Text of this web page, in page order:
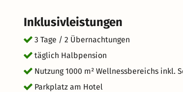
Inklusivleistungen
3 Tage / 2 Übernachtungen
täglich Halbpension
Nutzung 1000 m² Wellnessbereichs inkl.
Parkplatz am Hotel